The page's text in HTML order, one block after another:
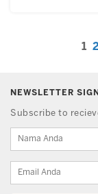
1 2
NEWSLETTER
Subscribe to